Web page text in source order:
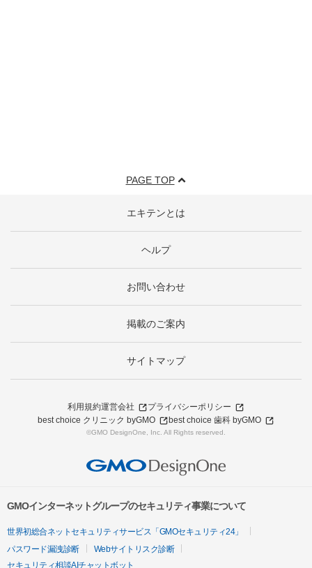
PAGE TOP
エキテンとは
ヘルプ
お問い合わせ
掲載のご案内
サイトマップ
利用規約運営会社
プライバシーポリシー
best choice クリニック byGMO
best choice 歯科 byGMO
©GMO DesignOne, Inc. All Rights reserved.
GMOインターネットグループのセキュリティ事業について
世界初総合ネットセキュリティサービス「GMOセキュリティ24」
パスワード漏洩診断
Webサイトリスク診断
セキュリティ相談AIチャットボット